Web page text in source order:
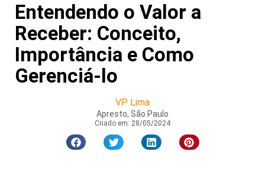
Entendendo o Valor a
Receber: Conceito,
Importância e Como
Gerenciá-lo
VP Lima
Apresto, São Paulo
Criado em: 28/05/2024